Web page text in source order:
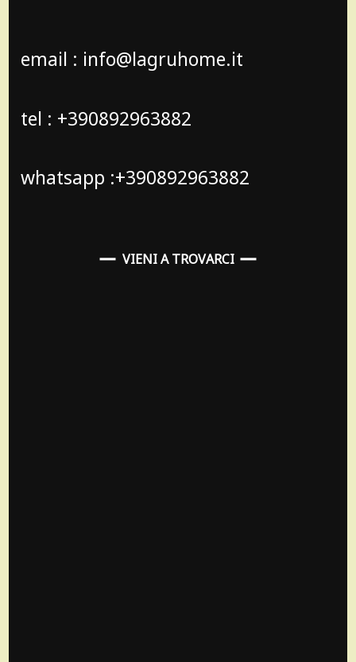
email : info@lagruhome.it
tel : +390892963882
whatsapp :+390892963882
VIENI A TROVARCI